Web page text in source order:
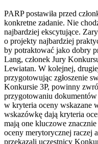
PARP postawiła przed
konkretne zadanie. Nie
najbardziej ekscytujące.
o projekty najbardziej
by potraktować jako dobry
Lang, członek Jury
Lewiatan. W kolejnej,
przygotowując zgłoszenie
Konkursie 3P, powinny
przygotowaniu
w kryteria oceny wskazane
wskazówkę dają kryteria
mają one kluczowe
oceny merytorycznej raczej
przekazali uczestnicy